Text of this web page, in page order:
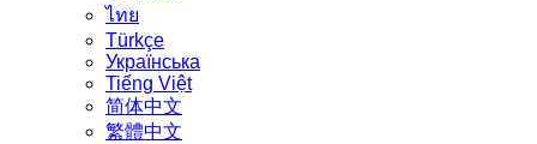
ไทย
Türkçe
Українська
Tiếng Việt
简体中文
繁體中文